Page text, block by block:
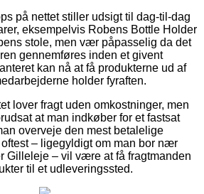
på nettet stiller udsigt til dag-til-dag
eksempelvis Robens Bottle Holder
stole, men vær påpasselig da det
gennemføres inden et givent
kan nå at få produkterne ud af
holder fyraften.
lover fragt uden omkostninger, men
at man indkøber for et fastsat
overveje den mest betalelige
– ligegyldigt om man bor nær
Gilleleje – vil være at få fragtmanden
til et udleveringssted.